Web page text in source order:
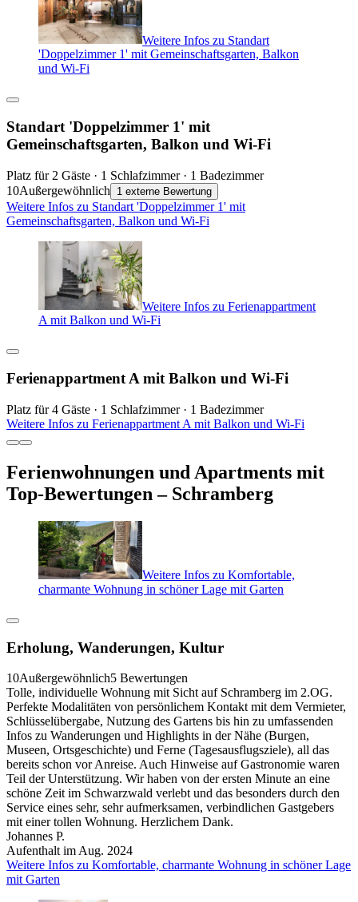
Weitere Infos zu Standart
'Doppelzimmer 1' mit Gemeinschaftsgarten, Balkon
und Wi-Fi
Standart 'Doppelzimmer 1' mit
Gemeinschaftsgarten, Balkon und Wi-Fi
Platz für 2 Gäste · 1 Schlafzimmer · 1 Badezimmer
10Außergewöhnlich 1 externe Bewertung
Weitere Infos zu Standart 'Doppelzimmer 1' mit
Gemeinschaftsgarten, Balkon und Wi-Fi
Weitere Infos zu Ferienappartment
A mit Balkon und Wi-Fi
Ferienappartment A mit Balkon und Wi-Fi
Platz für 4 Gäste · 1 Schlafzimmer · 1 Badezimmer
Weitere Infos zu Ferienappartment A mit Balkon und Wi-Fi
Ferienwohnungen und Apartments mit
Top-Bewertungen – Schramberg
Weitere Infos zu Komfortable,
charmante Wohnung in schöner Lage mit Garten
Erholung, Wanderungen, Kultur
10Außergewöhnlich5 Bewertungen
Tolle, individuelle Wohnung mit Sicht auf Schramberg im 2.OG.
Perfekte Modalitäten von persönlichem Kontakt mit dem Vermieter,
Schlüsselübergabe, Nutzung des Gartens bis hin zu umfassenden
Infos zu Wanderungen und Highlights in der Nähe (Burgen,
Museen, Ortsgeschichte) und Ferne (Tagesausflugsziele), all das
bereits schon vor Anreise. Auch Hinweise auf Gastronomie waren
Teil der Unterstützung. Wir haben von der ersten Minute an eine
schöne Zeit im Schwarzwald verlebt und das besonders durch den
Service eines sehr, sehr aufmerksamen, verbindlichen Gastgebers
mit einer tollen Wohnung. Herzlichem Dank.
Johannes P.
Aufenthalt im Aug. 2024
Weitere Infos zu Komfortable, charmante Wohnung in schöner Lage
mit Garten